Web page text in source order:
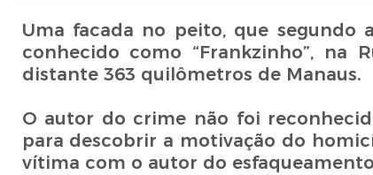
Uma facada no peito, que segundo
conhecido como “Frankzinho”, na
distante 363 quilômetros de Manaus.
O autor do crime não foi
para descobrir a motivação do
vítima com o autor do